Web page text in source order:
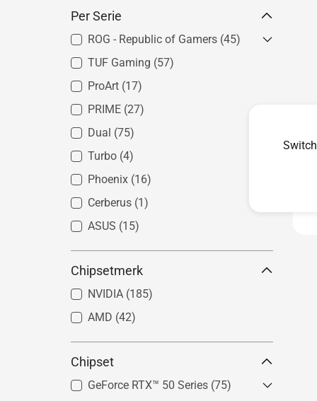
Per Serie
ROG - Republic of Gamers (45)
ROG Astral(11)
ROG Matrix
ROG Strix
TUF Gaming (57)
ProArt (17)
PRIME (27)
Dual (75)
Turbo (4)
Phoenix (16)
Cerberus (1)
ASUS (15)
Chipsetmerk
NVIDIA (185)
AMD (42)
Chipset
GeForce RTX™ 50 Series (75)